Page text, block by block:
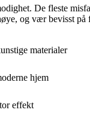
De fleste
og vær bevisst
materialer
hjem
effekt